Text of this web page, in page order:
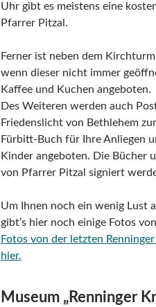
Uhr gibt es meistens eine
Pfarrer Pitzal.
Ferner ist neben dem
wenn dieser nicht immer
Kaffee und Kuchen angeboten.
Des Weiteren werden auch
Friedenslicht von Bethlehem
Fürbitt-Buch für Ihre Anliegen
Kinder angeboten. Die Bücher
von Pfarrer Pitzal signiert
Um Ihnen noch ein wenig Lust
gibt’s hier noch einige Fotos
Fotos von der letzten
hier.
Museum „Renninger